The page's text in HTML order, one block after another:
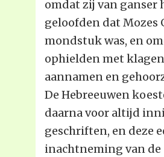
omdat zij van ganser
geloofden dat Mozes
mondstuk was, en
ophielden met
aannamen en
De Hebreeuwen
daarna voor altijd
geschriften, en deze
inachtneming van de